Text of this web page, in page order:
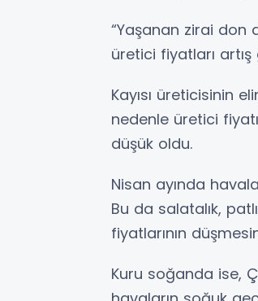
“Yaşanan zirai don
üretici fiyatları
Kayısı üreticisinin
nedenle üretici
düşük oldu.
Nisan ayında
Bu da salatalık,
fiyatlarının
Kuru soğanda ise,